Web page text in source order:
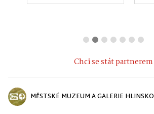
Chci se stát partnerem
MĚSTSKÉ MUZEUM A GALERIE HLINSKO